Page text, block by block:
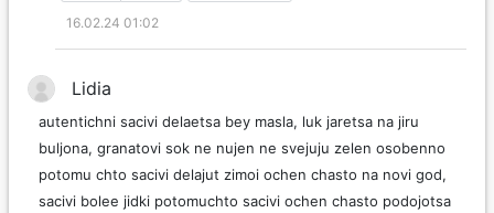
16.02.24 01:02
Lidia
autentichni sacivi delaetsa bey masla, luk jaretsa na jiru
buljona, granatovi sok ne nujen ne svejuju zelen osobenno
potomu chto sacivi delajut zimoi ochen chasto na novi god,
sacivi bolee jidki potomuchto sacivi ochen chasto podojotsa